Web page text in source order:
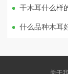
干木耳什么样
什么品种木耳